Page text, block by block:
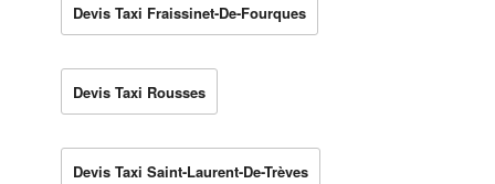
Devis Taxi Fraissinet-De-Fourques
Devis Taxi Rousses
Devis Taxi Saint-Laurent-De-Trèves